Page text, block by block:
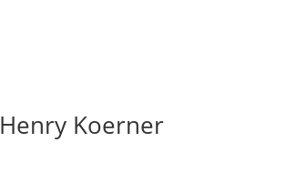
Henry Koerner